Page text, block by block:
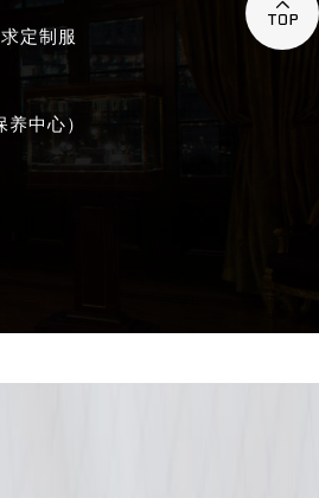
定制服
中心）
